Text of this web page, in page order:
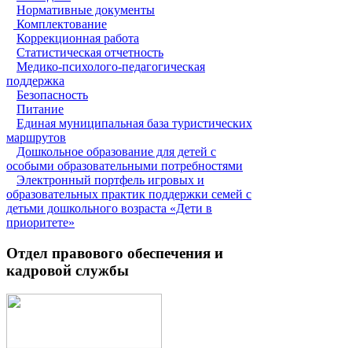
Нормативные документы
Комплектование
Коррекционная работа
Статистическая отчетность
Медико-психолого-педагогическая
поддержка
Безопасность
Питание
Единая муниципальная база туристических
маршрутов
Дошкольное образование для детей с
особыми образовательными потребностями
Электронный портфель игровых и
образовательных практик поддержки семей с
детьми дошкольного возраста «Дети в
приоритете»
Отдел правового обеспечения и
кадровой службы